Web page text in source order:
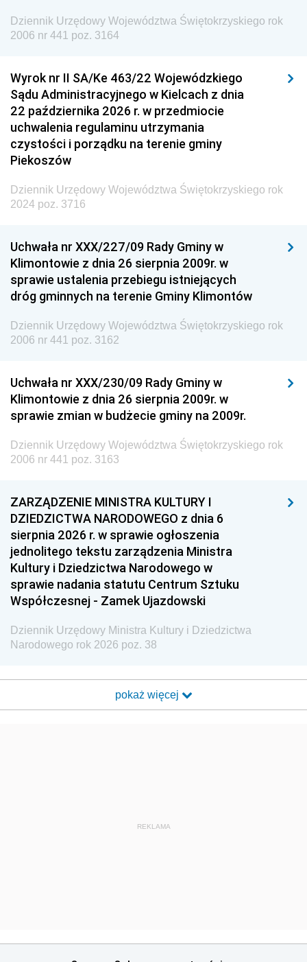
Dziennik Urzędowy Agencji Wywiadu
Dziennik Urzędowy Województwa Świętokrzyskiego rok
2006 nr 441 poz. 3164
Wyrok nr II SA/Ke 463/22 Wojewódzkiego
Sądu Administracyjnego w Kielcach z dnia
22 października 2026 r. w przedmiocie
uchwalenia regulaminu utrzymania
czystości i porządku na terenie gminy
Piekoszów
Dziennik Urzędowy Województwa Świętokrzyskiego rok
2024 poz. 3716
Uchwała nr XXX/227/09 Rady Gminy w
Klimontowie z dnia 26 sierpnia 2009r. w
sprawie ustalenia przebiegu istniejących
dróg gminnych na terenie Gminy Klimontów
Dziennik Urzędowy Województwa Świętokrzyskiego rok
2006 nr 441 poz. 3162
Uchwała nr XXX/230/09 Rady Gminy w
Klimontowie z dnia 26 sierpnia 2009r. w
sprawie zmian w budżecie gminy na 2009r.
Dziennik Urzędowy Województwa Świętokrzyskiego rok
2006 nr 441 poz. 3163
ZARZĄDZENIE MINISTRA KULTURY I
DZIEDZICTWA NARODOWEGO z dnia 6
sierpnia 2026 r. w sprawie ogłoszenia
jednolitego tekstu zarządzenia Ministra
Kultury i Dziedzictwa Narodowego w
sprawie nadania statutu Centrum Sztuku
Współczesnej - Zamek Ujazdowski
Dziennik Urzędowy Ministra Kultury i Dziedzictwa
Narodowego rok 2026 poz. 38
pokaż więcej
REKLAMA